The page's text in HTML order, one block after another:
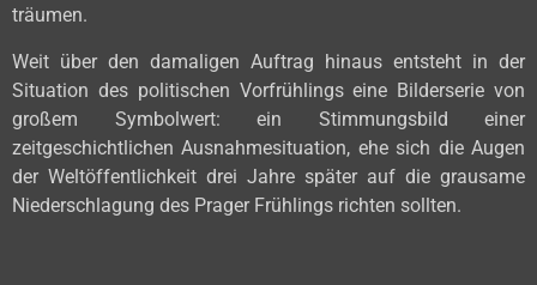
träumen.
Weit über den damaligen Auftrag hinaus entsteht in der
Situation des politischen Vorfrühlings eine Bilderserie von
großem Symbolwert: ein Stimmungsbild einer
zeitgeschichtlichen Ausnahmesituation, ehe sich die Augen
der Weltöffentlichkeit drei Jahre später auf die grausame
Niederschlagung des Prager Frühlings richten sollten.